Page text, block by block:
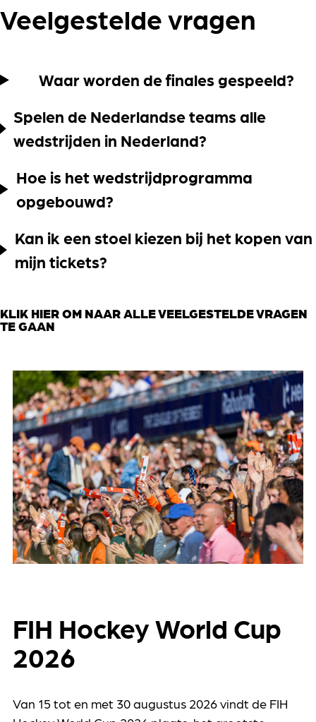
Veelgestelde vragen
Waar worden de finales gespeeld?
Spelen de Nederlandse teams alle
wedstrijden in Nederland?
Hoe is het wedstrijdprogramma
opgebouwd?
Kan ik een stoel kiezen bij het kopen van
mijn tickets?
KLIK HIER OM NAAR ALLE VEELGESTELDE VRAGEN
TE GAAN
FIH Hockey World Cup
2026
Van 15 tot en met 30 augustus 2026 vindt de FIH